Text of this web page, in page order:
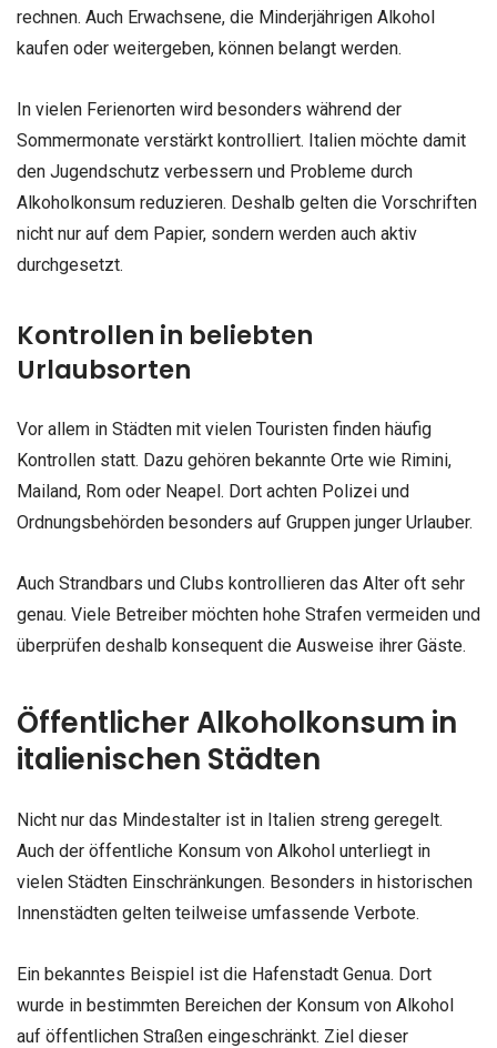
rechnen. Auch Erwachsene, die Minderjährigen Alkohol
kaufen oder weitergeben, können belangt werden.
In vielen Ferienorten wird besonders während der
Sommermonate verstärkt kontrolliert. Italien möchte damit
den Jugendschutz verbessern und Probleme durch
Alkoholkonsum reduzieren. Deshalb gelten die Vorschriften
nicht nur auf dem Papier, sondern werden auch aktiv
durchgesetzt.
Kontrollen in beliebten
Urlaubsorten
Vor allem in Städten mit vielen Touristen finden häufig
Kontrollen statt. Dazu gehören bekannte Orte wie Rimini,
Mailand, Rom oder Neapel. Dort achten Polizei und
Ordnungsbehörden besonders auf Gruppen junger Urlauber.
Auch Strandbars und Clubs kontrollieren das Alter oft sehr
genau. Viele Betreiber möchten hohe Strafen vermeiden und
überprüfen deshalb konsequent die Ausweise ihrer Gäste.
Öffentlicher Alkoholkonsum in
italienischen Städten
Nicht nur das Mindestalter ist in Italien streng geregelt.
Auch der öffentliche Konsum von Alkohol unterliegt in
vielen Städten Einschränkungen. Besonders in historischen
Innenstädten gelten teilweise umfassende Verbote.
Ein bekanntes Beispiel ist die Hafenstadt Genua. Dort
wurde in bestimmten Bereichen der Konsum von Alkohol
auf öffentlichen Straßen eingeschränkt. Ziel dieser